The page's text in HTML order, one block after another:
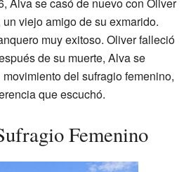
Alva se casó de nuevo con Oliver
viejo amigo de su exmarido.
muy exitoso. Oliver falleció
de su muerte, Alva se
del sufragio femenino,
que escuchó.
Femenino